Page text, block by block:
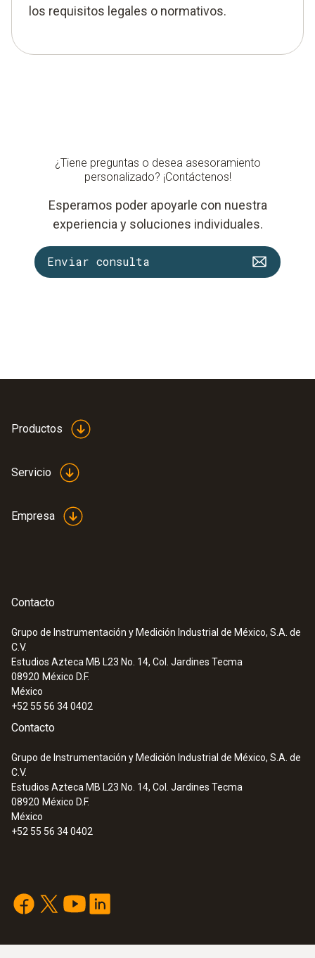
los requisitos legales o normativos.
¿Tiene preguntas o desea asesoramiento
personalizado? ¡Contáctenos!
Esperamos poder apoyarle con nuestra
experiencia y soluciones individuales.
Enviar consulta
Productos
Servicio
Empresa
Contacto
Grupo de Instrumentación y Medición Industrial de México, S.A. de
C.V.
Estudios Azteca MB L23 No. 14, Col. Jardines Tecma
08920 México D.F.
México
+52 55 56 34 0402
Contacto
Grupo de Instrumentación y Medición Industrial de México, S.A. de
C.V.
Estudios Azteca MB L23 No. 14, Col. Jardines Tecma
08920 México D.F.
México
+52 55 56 34 0402